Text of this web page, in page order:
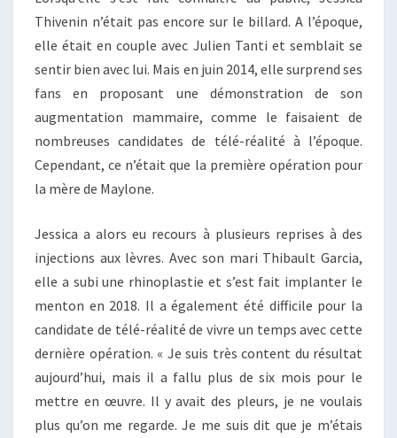
Thivenin n’était pas encore sur le billard. A l’époque,
elle était en couple avec Julien Tanti et semblait se
sentir bien avec lui. Mais en juin 2014, elle surprend ses
fans en proposant une démonstration de son
augmentation mammaire, comme le faisaient de
nombreuses candidates de télé-réalité à l’époque.
Cependant, ce n’était que la première opération pour
la mère de Maylone.
Jessica a alors eu recours à plusieurs reprises à des
injections aux lèvres. Avec son mari Thibault Garcia,
elle a subi une rhinoplastie et s’est fait implanter le
menton en 2018. Il a également été difficile pour la
candidate de télé-réalité de vivre un temps avec cette
dernière opération. « Je suis très content du résultat
aujourd’hui, mais il a fallu plus de six mois pour le
mettre en œuvre. Il y avait des pleurs, je ne voulais
plus qu’on me regarde. Je me suis dit que je m’étais